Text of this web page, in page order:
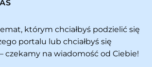
którym chciałbyś podzielić się
portalu lub chciałbyś się
czekamy na wiadomość od Ciebie!